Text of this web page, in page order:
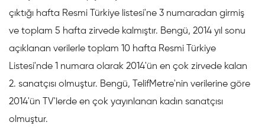
çıktığı hafta Resmi Türkiye listesi'ne 3 numaradan girmiş
ve toplam 5 hafta zirvede kalmıştır. Bengü, 2014 yıl sonu
açıklanan verilerle toplam 10 hafta Resmi Türkiye
Listesi'nde 1 numara olarak 2014'ün en çok zirvede kalan
2. sanatçısı olmuştur. Bengü, TelifMetre'nin verilerine göre
2014'ün TV'lerde en çok yayınlanan kadın sanatçısı
olmuştur.